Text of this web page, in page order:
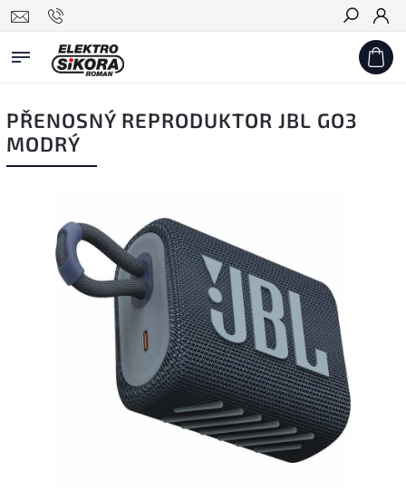
Hledat
PŘENOSNÝ REPRODUKTOR JBL GO3
MODRÝ